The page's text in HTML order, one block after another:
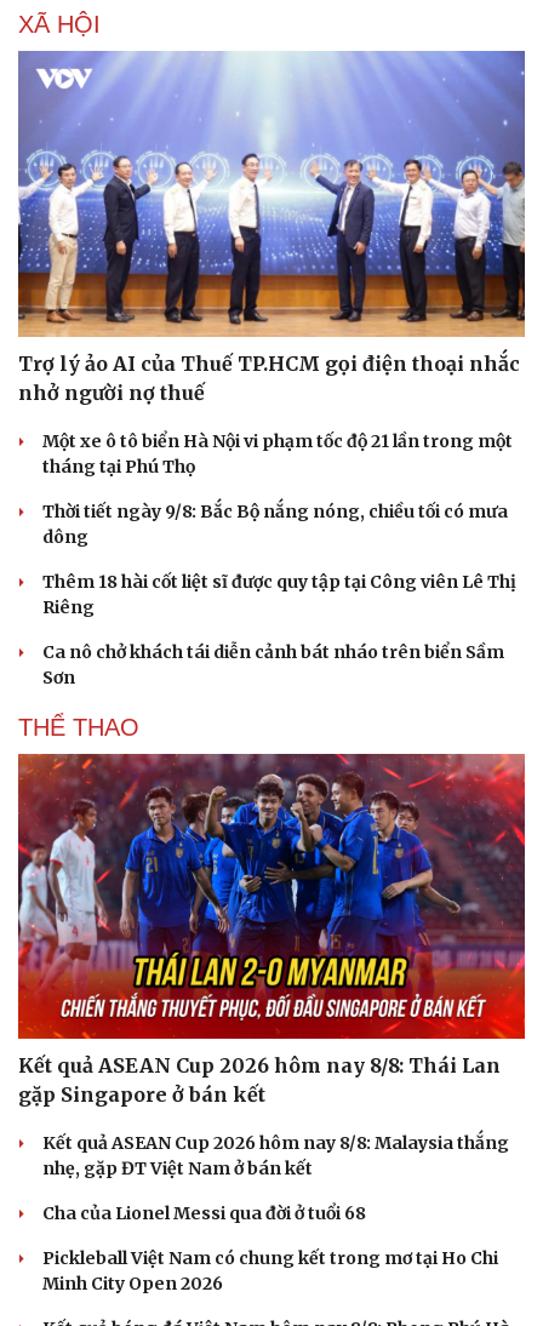
Văn hóa
Văn học
Âm nhạc
Giải trí
Thời trang
XÃ HỘI
Trợ lý ảo AI của Thuế TP.HCM gọi điện thoại nhắc
nhở người nợ thuế
Một xe ô tô biển Hà Nội vi phạm tốc độ 21 lần trong một
tháng tại Phú Thọ
Thời tiết ngày 9/8: Bắc Bộ nắng nóng, chiều tối có mưa
dông
Thêm 18 hài cốt liệt sĩ được quy tập tại Công viên Lê Thị
Riêng
Ca nô chở khách tái diễn cảnh bát nháo trên biển Sầm
Sơn
THỂ THAO
Kết quả ASEAN Cup 2026 hôm nay 8/8: Thái Lan
gặp Singapore ở bán kết
Kết quả ASEAN Cup 2026 hôm nay 8/8: Malaysia thắng
nhẹ, gặp ĐT Việt Nam ở bán kết
Cha của Lionel Messi qua đời ở tuổi 68
Pickleball Việt Nam có chung kết trong mơ tại Ho Chi
Minh City Open 2026